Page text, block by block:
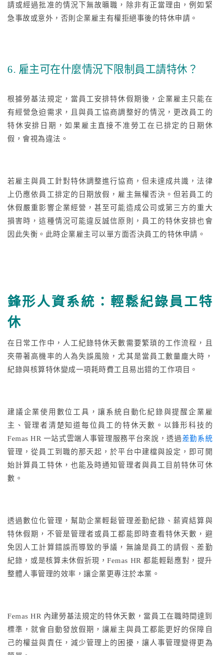
請或經過批准的情況下無故曠職，除非有正當理由，例如緊
急事故或意外，否則企業雇主有權拒絕事後的特休申請。
6. 雇主可在什麼情況下限制員工請特休？
根據勞基法規定，當員工安排特休假期後，企業雇主只能在
有經營急迫需求，且與員工協商調整好的情況，更改員工的
特休安排日期，如果雇主直接不准勞工在已排定的日期休
假，會視為違法。
若雇主與員工針對特休調整進行協商，但未達成共識，法律
上仍應依員工排定的日期放假，雇主無權否決。但若員工的
休假嚴重影響企業經營，甚至可能造成公司或第三方的重大
損害時，這種情況可能違反誠信原則，員工的特休安排也會
因此失衡。此時企業雇主可以單方面否決員工的特休申請。
鋒形人資系統：輕鬆紀錄員工特
休
在日常工作中，人工紀錄特休天數需要繁瑣的工作流程，且
夾帶著高機率的人為失誤風險，尤其是當員工數量龐大時，
紀錄與核算特休變成一項耗時費工且易出錯的工作項目。
建議企業使用數位工具，讓系統自動化紀錄與提醒企業雇
主、管理者清楚知道每位員工的特休天數。以鋒形科技的
Femas HR 一站式雲端人事管理服務平台來說，透過差勤系統
管理，從員工到職的那天起，於平台中建檔與設定，即可開
始計算員工特休，也能及時通知管理者與員工目前特休可休
數。
透過數位化管理，幫助企業輕鬆管理差勤紀錄、薪資結算與
特休假期，不管是管理者或員工都能即時查看特休天數，避
免因人工計算錯誤而導致的爭議，無論是員工的請假、差勤
紀錄，或是核算未休假折現，Femas HR 都能輕鬆應對，提升
整體人事管理的效率，讓企業更專注於本業。
Femas HR 內建勞基法規定的特休天數，當員工在職時間達到
標準，就會自動發放假期，讓雇主與員工都能更好的保障自
己的權益與責任，減少管理上的困擾，讓人事管理變得更為